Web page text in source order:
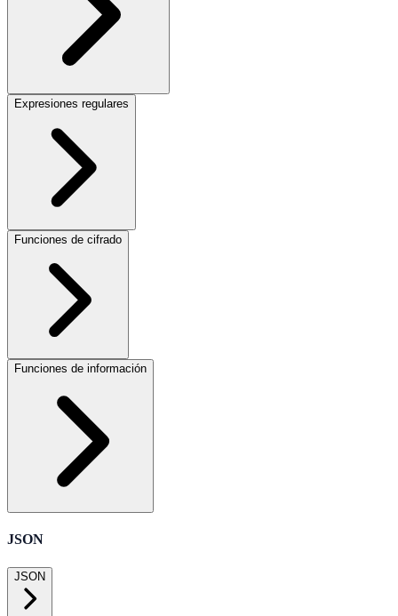
Expresiones regulares
Funciones de cifrado
Funciones de información
JSON
JSON